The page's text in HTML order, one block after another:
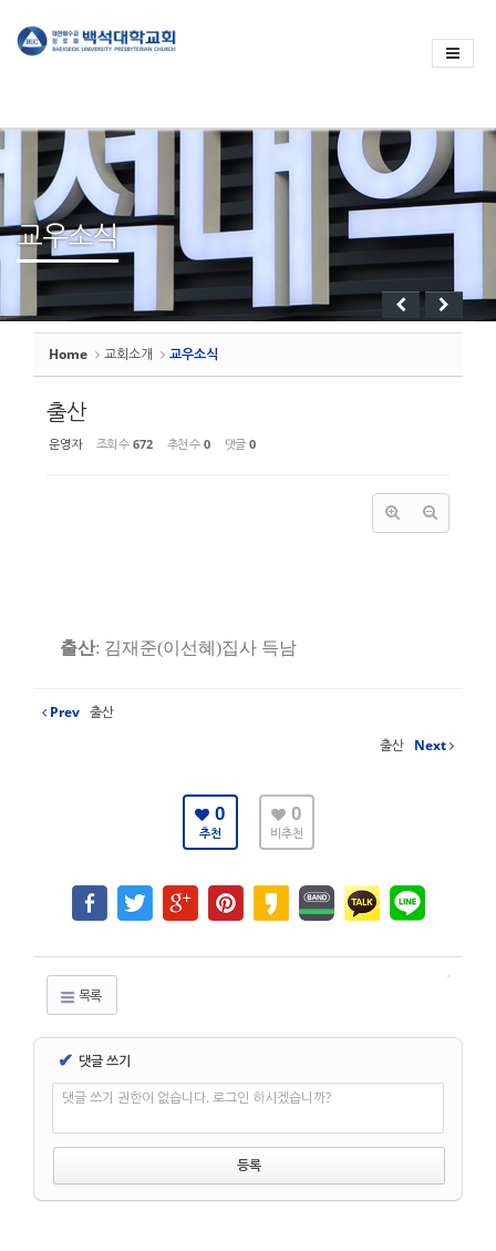
교우소식
Home 교회소개 교우소식
출산
운영자 조회 수 672 추천 수 0 댓글 0
출산: 김재준(이선혜 )집사 득남
Prev 출산
출산 Next
0
추천
0
비추천
목록
✔ 댓글 쓰기
댓글 쓰기 권한이 없습니다. 로그인 하시겠습니까?
스케치북5
스케치북5